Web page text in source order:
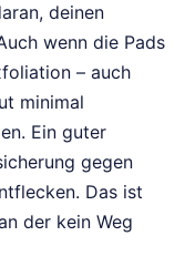
deinen
wenn die Pads
– auch
minimal
Ein guter
gegen
Das ist
der kein Weg